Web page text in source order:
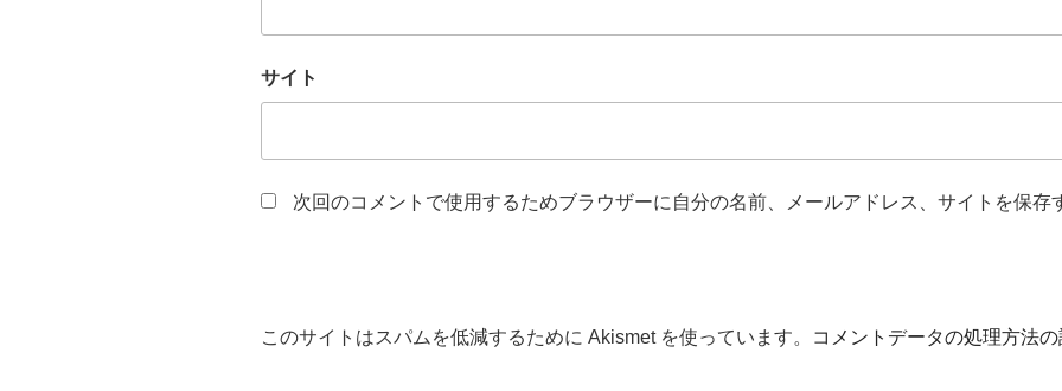
サイト
次回のコメントで使用するためブラウザーに自分の名前、メールアドレス、サイトを保存
このサイトはスパムを低減するために Akismet を使っています。 コメントデータの処理方法